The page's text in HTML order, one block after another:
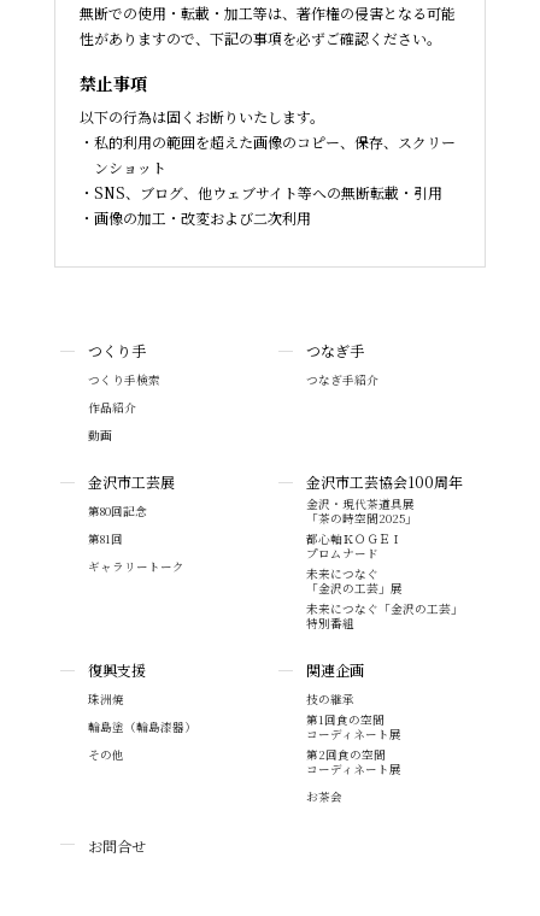
無断での使用・転載・加工等は、著作権の侵害となる可能
性がありますので、下記の事項を必ずご確認ください。
禁止事項
以下の行為は固くお断りいたします。
私的利用の範囲を超えた画像のコピー、保存、スクリー
ンショット
SNS、ブログ、他ウェブサイト等への無断転載・引用
画像の加工・改変および二次利用
つくり手
つくり手検索
作品紹介
動画
つなぎ手
つなぎ手紹介
金沢市工芸展
第80回記念
第81回
ギャラリートーク
金沢市工芸協会100周年
金沢・現代茶道具展
「茶の時空間2025」
都心軸ＫＯＧＥＩ
プロムナード
未来につなぐ
「金沢の工芸」展
未来につなぐ「金沢の工芸」
特別番組
復興支援
珠洲焼
輪島塗（輪島漆器）
その他
関連企画
技の継承
第1回食の空間
コーディネート展
第2回食の空間
コーディネート展
お茶会
お問合せ